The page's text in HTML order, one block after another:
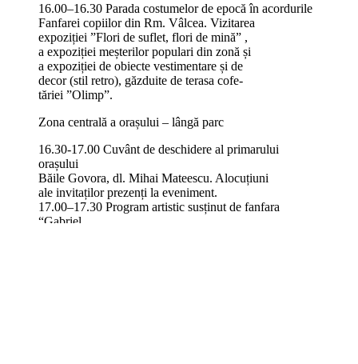
16.00–16.30 Parada costumelor de epocă în acordurile
Fanfarei copiilor din Rm. Vâlcea. Vizitarea
expoziției ”Flori de suflet, flori de mină” ,
a expoziției meșterilor populari din zonă și
a expoziției de obiecte vestimentare și de
decor (stil retro), găzduite de terasa cofe-
tăriei ”Olimp”.
Zona centrală a orașului – lângă parc
16.30-17.00 Cuvânt de deschidere al primarului
orașului
Băile Govora, dl. Mihai Mateescu. Alocuțiuni
ale invitaților prezenți la eveniment.
17.00–17.30 Program artistic susținut de fanfara
“Gabriel